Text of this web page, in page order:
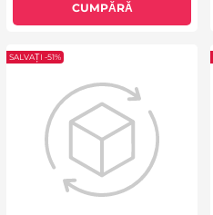
CUMPĂRĂ
SALVAȚI -51%